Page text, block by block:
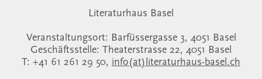
Literaturhaus Basel
Veranstaltungsort: Barfüssergasse 3, 4051 Basel
Geschäftsstelle: Theaterstrasse 22, 4051 Basel
T: +41 61 261 29 50, info(at)literaturhaus-basel.ch